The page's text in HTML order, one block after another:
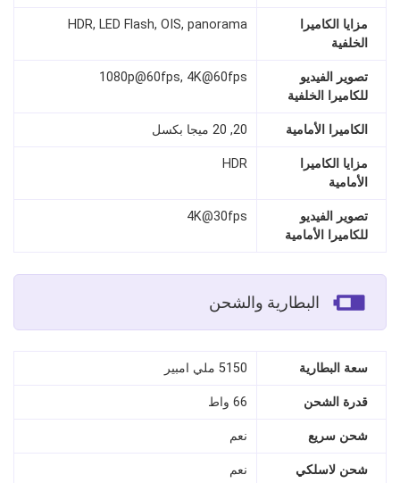
مزايا الكاميرا
الخلفية
HDR, LED Flash, OIS, panorama
تصوير الفيديو
للكاميرا الخلفية
1080p@60fps, 4K@60fps
الكاميرا الأمامية 20, 20 ميجا بكسل
مزايا الكاميرا
الأمامية
HDR
تصوير الفيديو
للكاميرا الأمامية
4K@30fps
البطارية والشحن
سعة البطارية 5150 ملي امبير
قدرة الشحن 66 واط
شحن سريع نعم
شحن لاسلكي نعم